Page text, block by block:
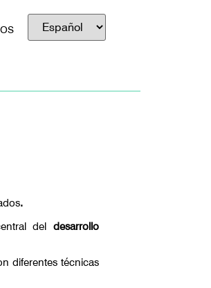
.
del desarrollo
diferentes técnicas